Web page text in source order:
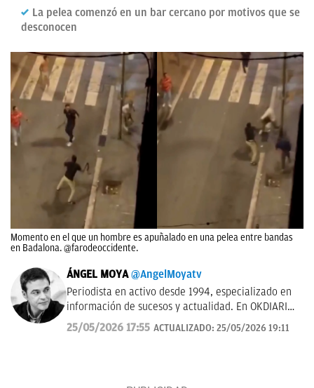
La pelea comenzó en un bar cercano por motivos que se
desconocen
Momento en el que un hombre es apuñalado en una pelea entre bandas
en Badalona. @farodeoccidente.
ÁNGEL MOYA @AngelMoyatv
Periodista en activo desde 1994, especializado en
información de sucesos y actualidad. En OKDIARIO
desde el año 2018. Fui redactor del Diario de Las
Palmas, pasé por los Informativos de Telecinco, me
25/05/2026 17:55 ACTUALIZADO: 25/05/2026 19:11